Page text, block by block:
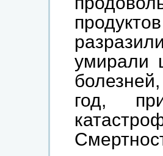
умирали
год,